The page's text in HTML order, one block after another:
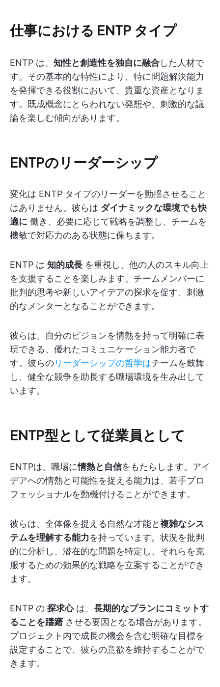
仕事における ENTP タイプ
ENTP は、 知性と創造性を独自に融合した人材で
す。その基本的な特性により、特に問題解決能力
を発揮できる役割において、貴重な資産となりま
す。既成概念にとらわれない発想や、刺激的な議
論を楽しむ傾向があります。
ENTPのリーダーシップ
変化は ENTP タイプのリーダーを動揺させること
はありません。彼らは ダイナミックな環境でも快
適に 働き、必要に応じて戦略を調整し、チームを
機敏で対応力のある状態に保ちます。
ENTP は 知的成長 を重視し、他の人のスキル向上
を支援することを楽しみます。チームメンバーに
批判的思考や新しいアイデアの探求を促す、刺激
的なメンターとなることができます。
彼らは、自分のビジョンを情熱を持って明確に表
現できる、優れたコミュニケーション能力者で
す。彼らのリーダーシップの哲学はチームを鼓舞
し、健全な競争を助長する職場環境を生み出して
います。
ENTP型として従業員として
ENTPは、職場に情熱と自信をもたらします。アイ
デアへの情熱と可能性を捉える能力は、若手プロ
フェッショナルを動機付けることができます。
彼らは、全体像を捉える自然な才能と複雑なシス
テムを理解する能力を持っています。状況を批判
的に分析し、潜在的な問題を特定し、それらを克
服するための効果的な戦略を立案することができ
ます。
ENTP の 探求心は、 長期的なプランにコミットす
ることを躊躇させる要因となる場合があります。
プロジェクト内で成長の機会を含む明確な目標を
設定することで、彼らの意欲を維持することがで
きます。